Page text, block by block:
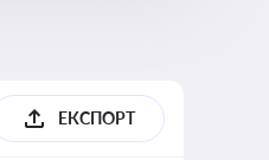
ЕКСПОРТ